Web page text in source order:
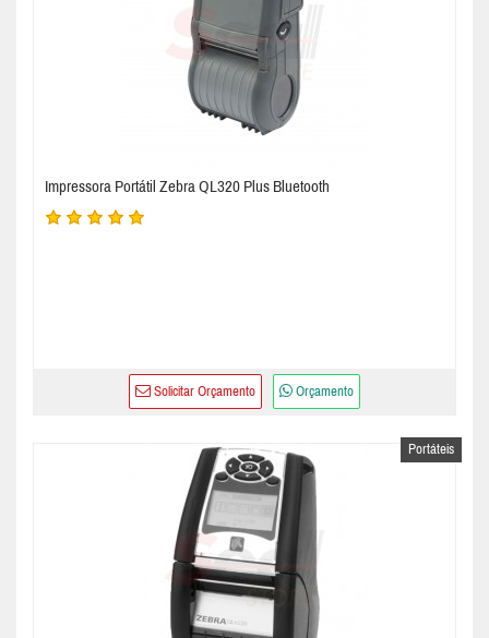
Impressora Portátil Zebra QL320 Plus Bluetooth
Solicitar Orçamento Orçamento
Portáteis